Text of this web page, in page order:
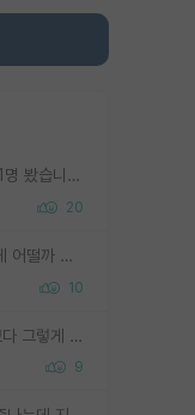
서성한 박사로 교수 된 사람 딱 1명 봤습니다. 근데 지방대 박사로 교수된 거는 기적이 일어나야되요. 서성한 학부부터여도 빡센게 교수임용일텐데 지방대박사로 무슨 교수가 되나요...... 중소기업/중견기업 팀장급/연구소장급이나 될거 같네요.
20
옮기시려면 미국박사로 가시는게 어떨까 싶네요. 교수가 꿈이면 미국박사 하고 미국교수 까지 같이 노리시는게 기회가 많지 않을까요?
10
교수 뽑는데 출신 학교는 생각보다 그렇게 안 봄. 앞으로는 더 안 보게 될거임. 박사는 어디서 진행해도 됨. 단, 제대로 쌓고 좋은 실적 만들 수 있다면. 그런데 지방대는 그럴 가능성이 지극히 낮음. 나만 열심히 잘 하면 된다? 인간은 주변 환경에 지배되는 나약한 존재임. 주변의 지방대 대학원생과 섞이고 지방 특유의 여유로움 또는 나쁘게 얘기해서 나태함에 젖어 살다보면 교수의 꿈 자체를 잊어버리게 될 가능성도 있음. 주변 환경이 70~80%임.
9